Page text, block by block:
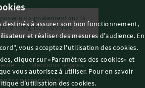
un signalement sur la
d'intégrité d'idverde
Mentions légales
personnelles
destinés à assurer son bon fonctionnement,
et réaliser des mesures d'audience. En
vous acceptez l'utilisation des cookies.
cliquer sur «Paramètres des cookies» et
vous autorisez à utiliser. Pour en savoir
d’utilisation des cookies.